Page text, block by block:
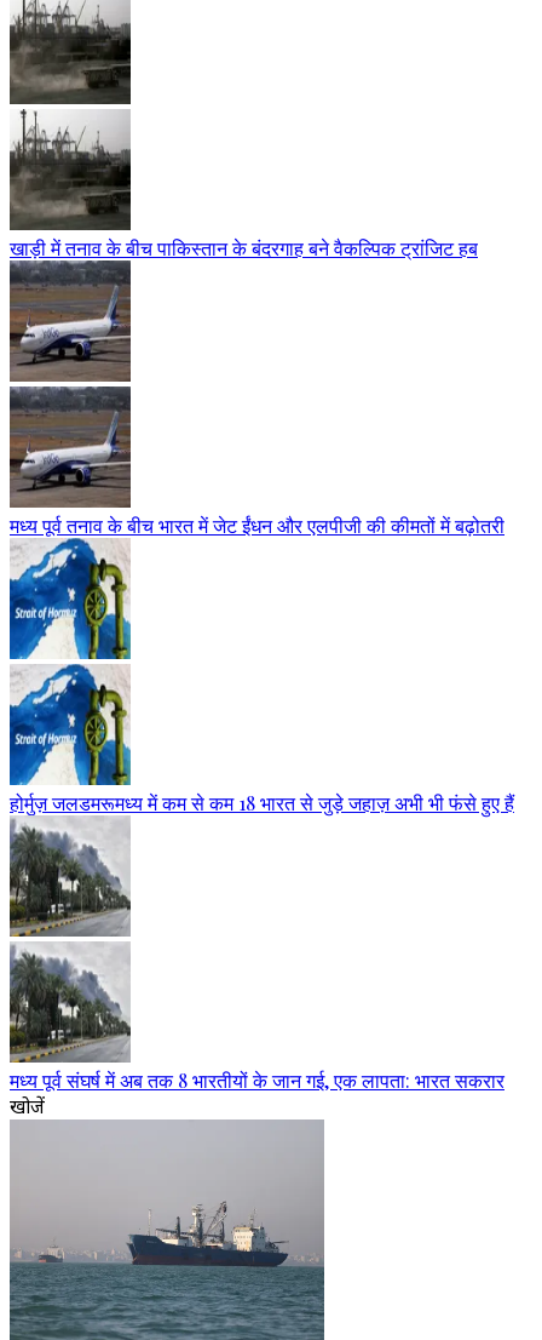
खाड़ी में तनाव के बीच पाकिस्तान के बंदरगाह बने वैकल्पिक ट्रांजिट हब
मध्य पूर्व तनाव के बीच भारत में जेट ईंधन और एलपीजी की कीमतों में बढ़ोतरी
होर्मुज़ जलडमरूमध्य में कम से कम 18 भारत से जुड़े जहाज़ अभी भी फंसे हुए हैं
मध्य पूर्व संघर्ष में अब तक 8 भारतीयों के जान गई, एक लापता: भारत सकरार
खोजें